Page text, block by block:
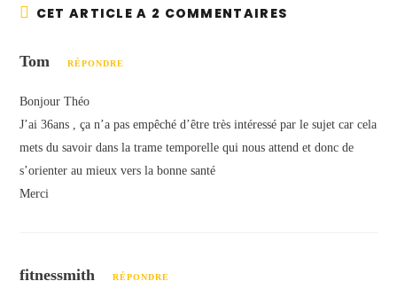
CET ARTICLE A 2 COMMENTAIRES
Tom RÉPONDRE
Bonjour Théo
J’ai 36ans , ça n’a pas empêché d’être très intéressé par le sujet car cela
mets du savoir dans la trame temporelle qui nous attend et donc de
s’orienter au mieux vers la bonne santé
Merci
fitnessmith RÉPONDRE